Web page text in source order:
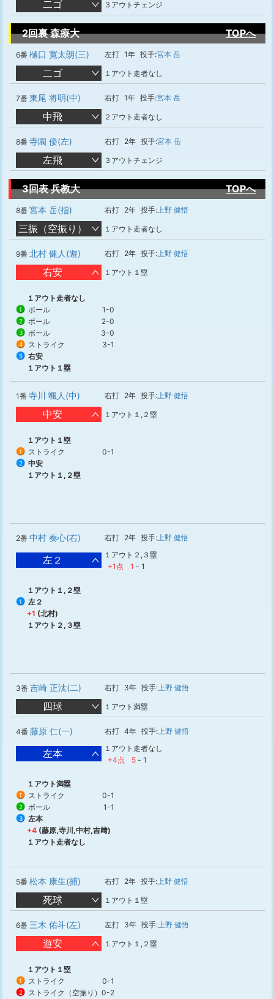
二ゴ ３アウトチェンジ
2回裏 森療大 TOPへ
6番 樋口 寛太朗(三) 左打 1年 投手:宮本 岳
二ゴ １アウト走者なし
7番 東尾 将明(中) 右打 1年 投手:宮本 岳
中飛 ２アウト走者なし
8番 寺園 倭(左) 右打 2年 投手:宮本 岳
左飛 ３アウトチェンジ
3回表 兵教大 TOPへ
8番 宮本 岳(指) 右打 2年 投手:上野 健悟
三振（空振り） １アウト走者なし
9番 北村 健人(遊) 右打 2年 投手:上野 健悟
右安 １アウト１塁
１アウト走者なし
1 ボール 1-0
2 ボール 2-0
3 ボール 3-0
4 ストライク 3-1
5
右安
１アウト１塁
1番 寺川 颯人(中) 右打 2年 投手:上野 健悟
中安 １アウト１,２塁
１アウト１塁
1 ストライク 0-1
2
中安
１アウト１,２塁
2番 中村 奏心(右) 右打 2年 投手:上野 健悟
左２
１アウト２,３塁
+1点
1 - 1
１アウト１,２塁
1
左２
+1 (北村)
１アウト２,３塁
3番 吉崎 正汰(二) 右打 3年 投手:上野 健悟
四球 １アウト満塁
4番 藤原 仁(一) 右打 4年 投手:上野 健悟
左本
１アウト走者なし
+4点
5 - 1
１アウト満塁
1 ストライク 0-1
2 ボール 1-1
3
左本
+4 (藤原,寺川,中村,吉﨑)
１アウト走者なし
5番 松本 康生(捕) 右打 2年 投手:上野 健悟
死球 １アウト１塁
6番 三木 佑斗(左) 左打 3年 投手:上野 健悟
遊安 １アウト１,２塁
１アウト１塁
1 ストライク 0-1
2 ストライク（空振り） 0-2